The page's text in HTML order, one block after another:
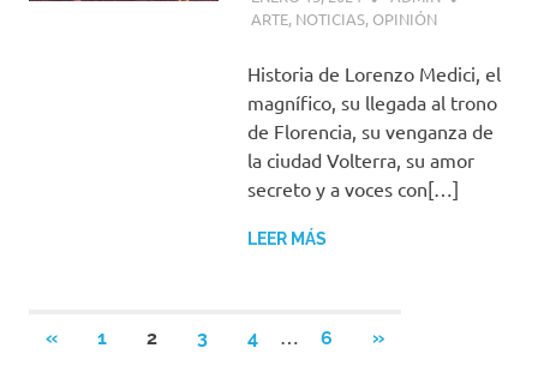
ARTE, NOTICIAS, OPINIÓN
Historia de Lorenzo Medici, el
magnífico, su llegada al trono
de Florencia, su venganza de
la ciudad Volterra, su amor
secreto y a voces con[…]
LEER MÁS
Paginación
«ENTRADAS
1 2 3 4 … 6
SIGUIENTES
»